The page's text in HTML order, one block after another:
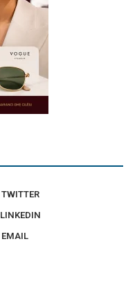
TWITTER
LINKEDIN
EMAIL